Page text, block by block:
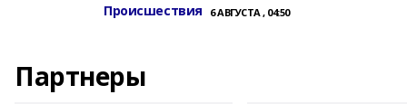
Происшествия 6 АВГУСТА , 04:50
Партнеры